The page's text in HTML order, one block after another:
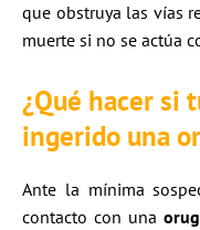
que obstruya las vías
muerte si no se actúa
¿Qué hacer si
ingerido una
Ante la mínima
contacto con una